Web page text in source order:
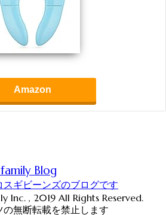
Amazon
Blog
ギビーンズのブログです
Inc. , 2019 All Rights Reserved.
無断転載を禁止します